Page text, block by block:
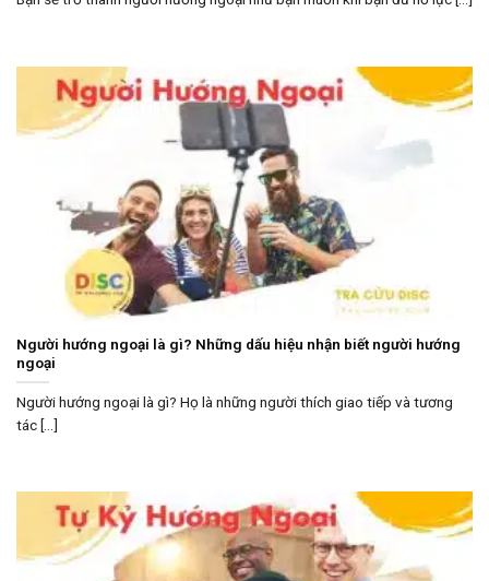
Người hướng ngoại là gì? Những dấu hiệu nhận biết người hướng
ngoại
Người hướng ngoại là gì? Họ là những người thích giao tiếp và tương
tác [...]